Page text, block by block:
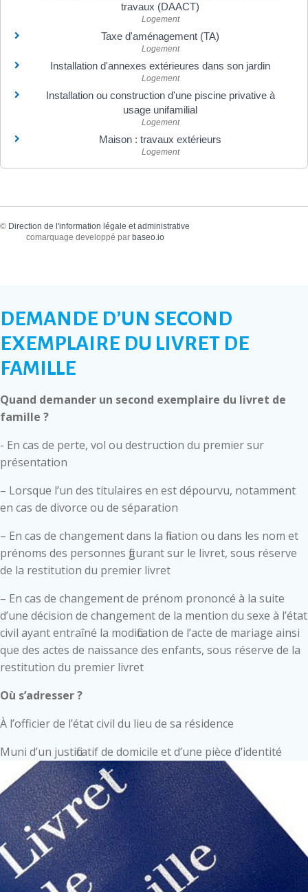
travaux (DAACT)
Logement
Taxe d'aménagement (TA)
Logement
Installation d'annexes extérieures dans son jardin
Logement
Installation ou construction d'une piscine privative à
usage unifamilial
Logement
Maison : travaux extérieurs
Logement
© Direction de l'information légale et administrative
comarquage developpé par baseo.io
DEMANDE D’UN SECOND
EXEMPLAIRE DU LIVRET DE
FAMILLE
Quand demander un second exemplaire du livret de
famille ?
- En cas de perte, vol ou destruction du premier sur
présentation
– Lorsque l’un des titulaires en est dépourvu, notamment
en cas de divorce ou de séparation
– En cas de changement dans la filiation ou dans les nom et
prénoms des personnes figurant sur le livret, sous réserve
de la restitution du premier livret
– En cas de changement de prénom prononcé à la suite
d’une décision de changement de la mention du sexe à l’état
civil ayant entraîné la modification de l’acte de mariage ainsi
que des actes de naissance des enfants, sous réserve de la
restitution du premier livret
Où s’adresser ?
À l’officier de l’état civil du lieu de sa résidence
Muni d’un justificatif de domicile et d’une pièce d’identité